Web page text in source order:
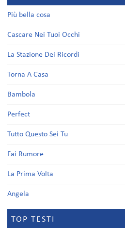
Più bella cosa
Cascare Nei Tuoi Occhi
La Stazione Dei Ricordi
Torna A Casa
Bambola
Perfect
Tutto Questo Sei Tu
Fai Rumore
La Prima Volta
Angela
TOP TESTI